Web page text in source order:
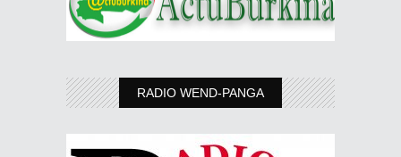
RADIO WEND-PANGA